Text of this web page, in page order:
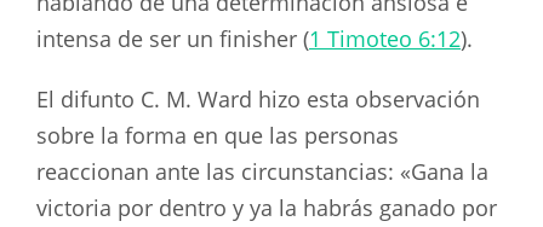
intensa de ser un finisher (1 Timoteo 6:12).
El difunto C. M. Ward hizo esta observación
sobre la forma en que las personas
reaccionan ante las circunstancias: «Gana la
victoria por dentro y ya la habrás ganado por